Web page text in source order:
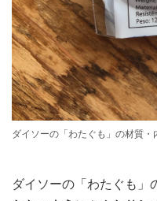
ダイソーの「わたぐも」の材質・
ダイソーの「わたぐも」